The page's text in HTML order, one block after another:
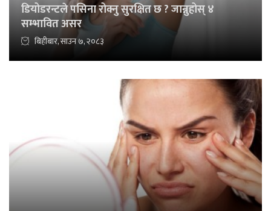
डियोडरन्टले पसिना रोक्नु सुरक्षित छ ? जान्नुहोस् ४
सम्भावित असर
बिहीबार, साउन ७, २०८३